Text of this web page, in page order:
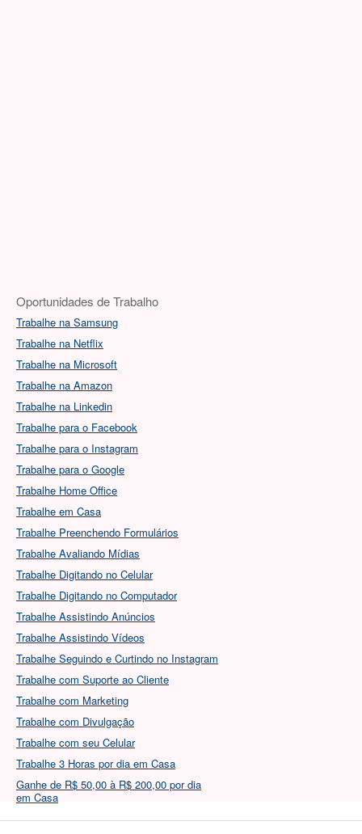
Oportunidades de Trabalho
Trabalhe na Samsung
Trabalhe na Netflix
Trabalhe na Microsoft
Trabalhe na Amazon
Trabalhe na Linkedin
Trabalhe para o Facebook
Trabalhe para o Instagram
Trabalhe para o Google
Trabalhe Home Office
Trabalhe em Casa
Trabalhe Preenchendo Formulários
Trabalhe Avaliando Mídias
Trabalhe Digitando no Celular
Trabalhe Digitando no Computador
Trabalhe Assistindo Anúncios
Trabalhe Assistindo Vídeos
Trabalhe Seguindo e Curtindo no Instagram
Trabalhe com Suporte ao Cliente
Trabalhe com Marketing
Trabalhe com Divulgação
Trabalhe com seu Celular
Trabalhe 3 Horas por dia em Casa
Ganhe de R$ 50,00 à R$ 200,00 por dia
em Casa